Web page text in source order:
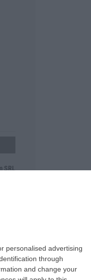
personalised advertising
through
and change your
SRL